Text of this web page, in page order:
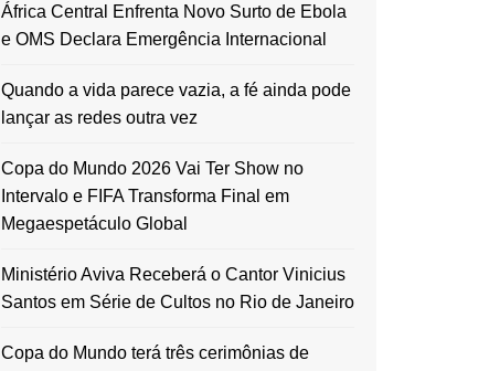
África Central Enfrenta Novo Surto de Ebola
e OMS Declara Emergência Internacional
Quando a vida parece vazia, a fé ainda pode
lançar as redes outra vez
Copa do Mundo 2026 Vai Ter Show no
Intervalo e FIFA Transforma Final em
Megaespetáculo Global
Ministério Aviva Receberá o Cantor Vinicius
Santos em Série de Cultos no Rio de Janeiro
Copa do Mundo terá três cerimônias de